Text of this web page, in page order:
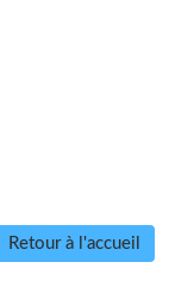
Retour à l'accueil